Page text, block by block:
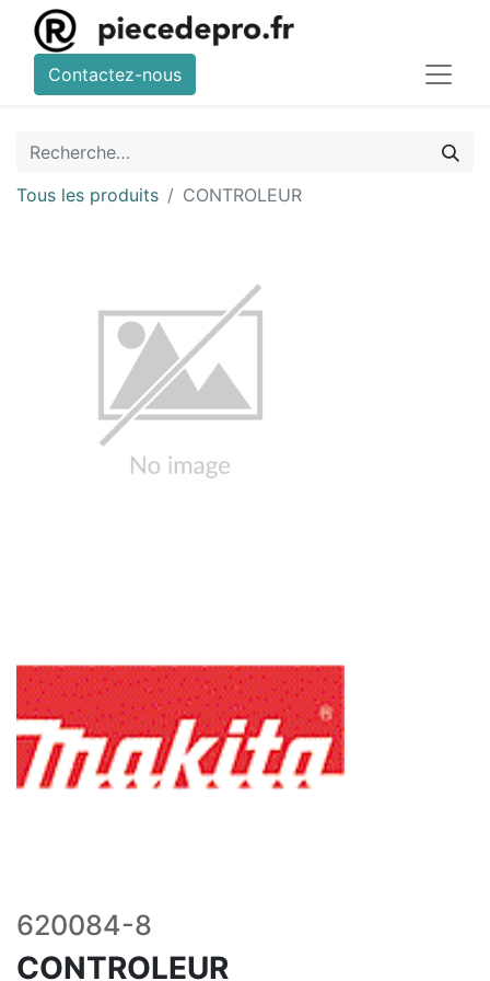
Contactez-nous
Tous les produits CONTROLEUR
620084-8
CONTROLEUR